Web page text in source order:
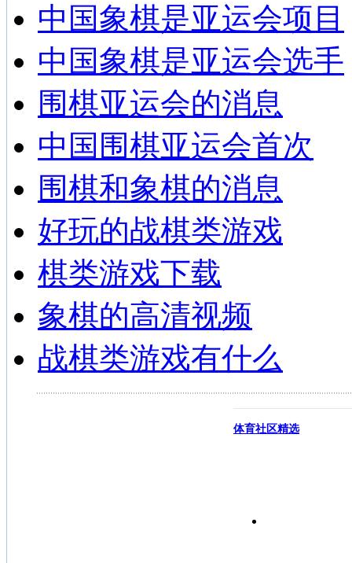
中国象棋是亚运会项目
中国象棋是亚运会选手
围棋亚运会的消息
中国围棋亚运会首次
围棋和象棋的消息
好玩的战棋类游戏
棋类游戏下载
象棋的高清视频
战棋类游戏有什么
体育社区精选